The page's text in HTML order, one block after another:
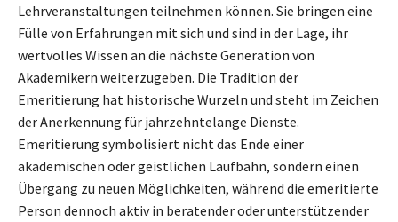
Lehrveranstaltungen teilnehmen können. Sie bringen eine
Fülle von Erfahrungen mit sich und sind in der Lage, ihr
wertvolles Wissen an die nächste Generation von
Akademikern weiterzugeben. Die Tradition der
Emeritierung hat historische Wurzeln und steht im Zeichen
der Anerkennung für jahrzehntelange Dienste.
Emeritierung symbolisiert nicht das Ende einer
akademischen oder geistlichen Laufbahn, sondern einen
Übergang zu neuen Möglichkeiten, während die emeritierte
Person dennoch aktiv in beratender oder unterstützender